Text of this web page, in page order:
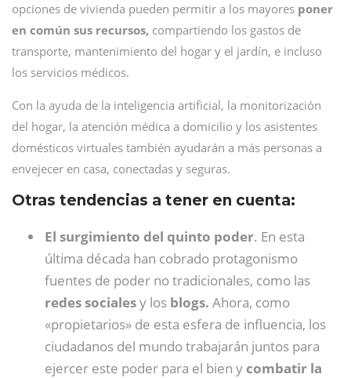
opciones de vivienda pueden permitir a los mayores poner
en común sus recursos, compartiendo los gastos de
transporte, mantenimiento del hogar y el jardín, e incluso
los servicios médicos.
Con la ayuda de la inteligencia artificial, la monitorización
del hogar, la atención médica a domicilio y los asistentes
domésticos virtuales también ayudarán a más personas a
envejecer en casa, conectadas y seguras.
Otras tendencias a tener en cuenta:
El surgimiento del quinto poder. En esta
última década han cobrado protagonismo
fuentes de poder no tradicionales, como las
redes socialesy los blogs. Ahora, como
«propietarios» de esta esfera de influencia, los
ciudadanos del mundo trabajarán juntos para
ejercer este poder para el bien ycombatir la